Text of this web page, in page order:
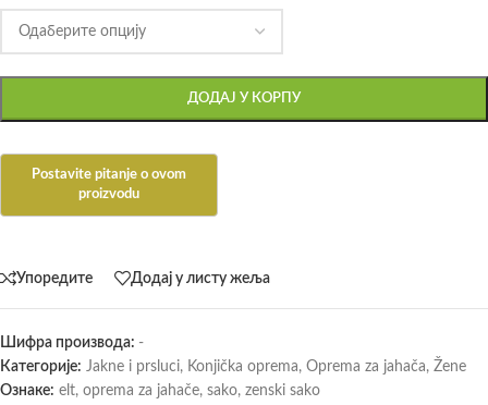
ДОДАЈ У КОРПУ
Упоредите Додај у листу жеља
Шифра производа: -
Категорије: Jakne i prsluci, Konjička oprema, Oprema za jahača, Žene
Ознаке: elt, oprema za jahače, sako, zenski sako